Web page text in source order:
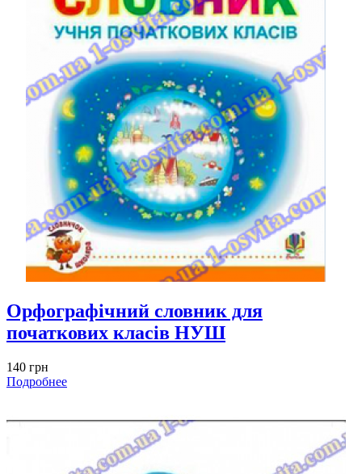
Орфографічний словник для
початкових класів НУШ
140 грн
Подробнее